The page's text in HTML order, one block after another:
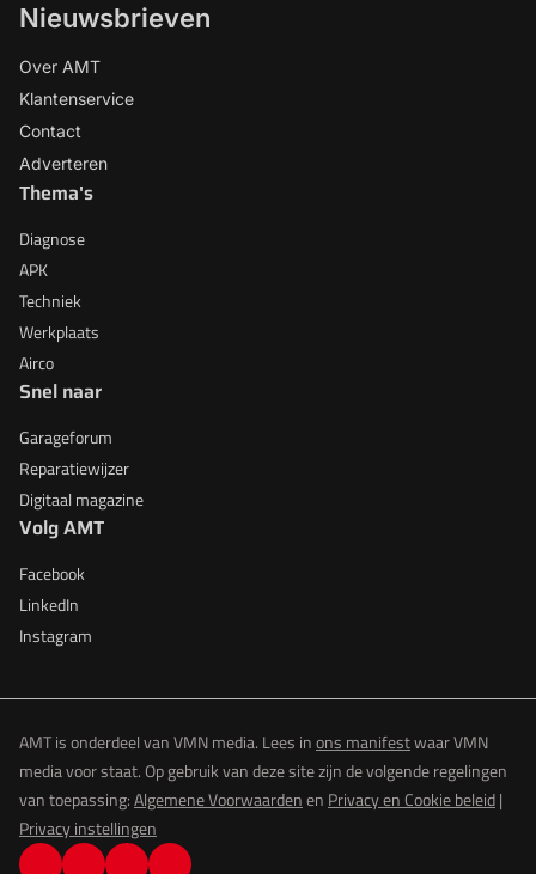
Nieuwsbrieven
Over AMT
Klantenservice
Contact
Adverteren
Thema's
Diagnose
APK
Techniek
Werkplaats
Airco
Snel naar
Garageforum
Reparatiewijzer
Digitaal magazine
Volg AMT
Facebook
LinkedIn
Instagram
AMT is onderdeel van VMN media. Lees inons manifestwaar VMN
media voor staat. Op gebruik van deze site zijn de volgende regelingen
van toepassing:Algemene Voorwaardenen Privacy en Cookie beleid|
Privacy instellingen